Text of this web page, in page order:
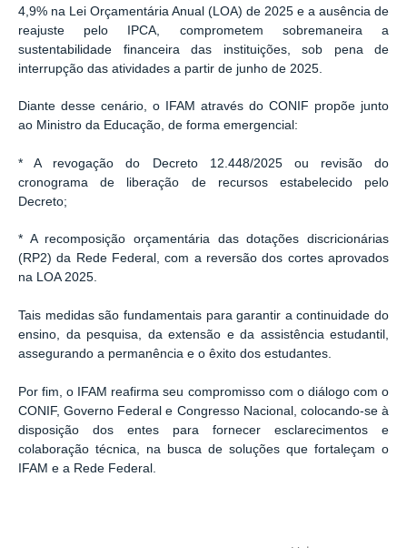
4,9% na Lei Orçamentária Anual (LOA) de 2025 e a ausência de
reajuste pelo IPCA, comprometem sobremaneira a
sustentabilidade financeira das instituições, sob pena de
interrupção das atividades a partir de junho de 2025.
Diante desse cenário, o IFAM através do CONIF propõe junto
ao Ministro da Educação, de forma emergencial:
* A revogação do Decreto 12.448/2025 ou revisão do
cronograma de liberação de recursos estabelecido pelo
Decreto;
* A recomposição orçamentária das dotações discricionárias
(RP2) da Rede Federal, com a reversão dos cortes aprovados
na LOA 2025.
Tais medidas são fundamentais para garantir a continuidade do
ensino, da pesquisa, da extensão e da assistência estudantil,
assegurando a permanência e o êxito dos estudantes.
Por fim, o IFAM reafirma seu compromisso com o diálogo com o
CONIF, Governo Federal e Congresso Nacional, colocando-se à
disposição dos entes para fornecer esclarecimentos e
colaboração técnica, na busca de soluções que fortaleçam o
IFAM e a Rede Federal.